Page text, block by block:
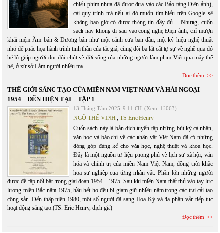
chiếu phim nhựa đã được đưa vào các Bảo tàng Điện ảnh),
cái quy trình mà nếu ai đó muốn tìm hiểu trên Google sẽ
không bao giờ có được thông tin đầy đủ… Nhưng, cuốn
sách này không đi sâu vào công nghệ Điện ảnh, chỉ mượn
khái niệm Âm bản & Dương bản như một cánh cửa ban đầu, một ký hiệu nghệ thuật
nhỏ để phác họa hành trình tinh thần của tác giả, cùng đôi ba lát cắt tự sự về nghề qua đó
hé lộ giúp người đọc đôi chút về đời sống của những người làm phim Việt qua mấy thế
hệ, ở xứ sở Lắm người nhiều ma …
Đọc thêm
THẾ GIỚI SÁNG TẠO CỦA MIỀN NAM VIỆT NAM VÀ HẢI NGOẠI
1954 – ĐẾN HIỆN TẠI – TẬP 1
13 Tháng Tám 2025 9:11 CH (Xem: 12063)
NGÔ THẾ VINH, TS Eric Henry
Cuốn sách này là bản dịch tuyển tập những bút ký cá nhân,
văn học và báo chí về các nhân vật Việt Nam đã có những
đóng góp đáng kể cho văn học, nghệ thuật và khoa học.
Đây là một nguồn tư liệu phong phú về lịch sử xã hội, văn
hóa và chính trị của miền Nam Việt Nam, đồng thời khắc
họa sự nghiệp của từng nhân vật. Phần lớn những người
được đề cập nổi bật trong giai đoạn 1954 – 1975. Sau khi miền Nam thất thủ vào tay lực
lượng miền Bắc năm 1975, hầu hết họ đều bị giam giữ nhiều năm trong các trại cải tạo
cộng sản. Đến thập niên 1980, một số người đã sang Hoa Kỳ và đa phần vẫn tiếp tục
hoạt động sáng tạo.(TS. Eric Henry, dịch giả)
Đọc thêm